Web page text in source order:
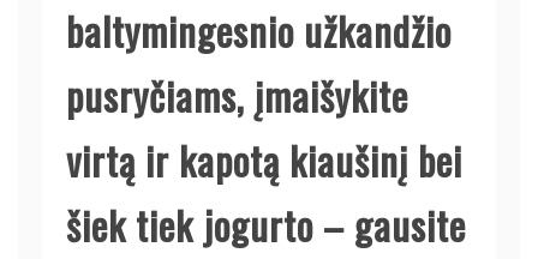
baltymingesnio užkandžio
pusryčiams, įmaišykite
virtą ir kapotą kiaušinį bei
šiek tiek jogurto – gausite